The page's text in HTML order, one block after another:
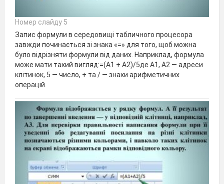
Номер слайду 5
Запис формули в середовищі табличного процесора
завжди починається зі знака «=» для того, щоб можна
було відрізняти формули від даних. Наприклад, формула
може мати такий вигляд:=(А1 + А2)/5де А1, А2 — адреси
клітинок, 5 — число, + та / — знаки арифметичних
операцій.